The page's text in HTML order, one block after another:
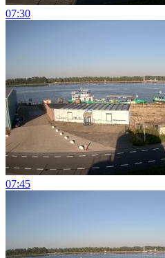
07:30
07:45